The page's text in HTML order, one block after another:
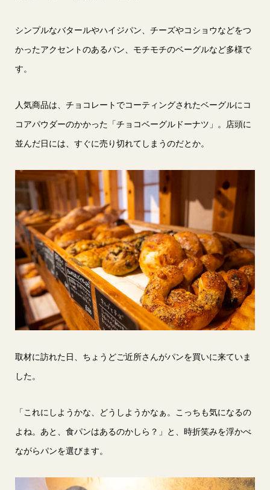
シンプルなバタールやハイジパン、チーズやコショウなどをつ
かったアクセントのあるパン、モチモチのベーグルなど多様で
す。
人気商品は、チョコレートでコーティングされたベーグルにコ
コアパウダーのかかった「チョコベーグルドーナツ」。店頭に
並んだ日には、すぐに売り切れてしまうのだとか。
取材に訪れた日、ちょうどご近所さんがパンを買いに来ていま
した。
「これにしようかな、どうしようかなぁ。こっちも気になるの
よね。あと、食パンはあるのかしら？」と、時折笑みを浮かべ
ながらパンを選びます。